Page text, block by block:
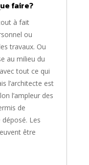
faire?
à fait
ou
travaux. Ou
au milieu du
tout ce qui
l’architecte est
l’ampleur des
de
Les
être